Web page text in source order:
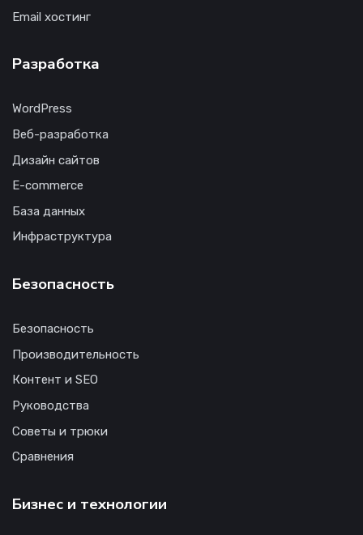
Email хостинг
Разработка
WordPress
Веб-разработка
Дизайн сайтов
E-commerce
База данных
Инфраструктура
Безопасность
Безопасность
Производительность
Контент и SEO
Руководства
Советы и трюки
Сравнения
Бизнес и технологии